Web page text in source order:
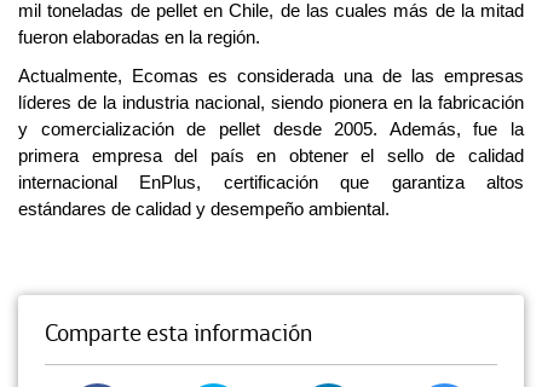
mil toneladas de pellet en Chile, de las cuales más de la mitad
fueron elaboradas en la región.
Actualmente, Ecomas es considerada una de las empresas
líderes de la industria nacional, siendo pionera en la fabricación
y comercialización de pellet desde 2005. Además, fue la
primera empresa del país en obtener el sello de calidad
internacional EnPlus, certificación que garantiza altos
estándares de calidad y desempeño ambiental.
Comparte esta información